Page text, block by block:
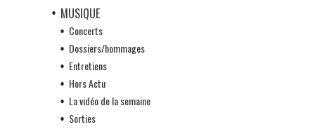
MUSIQUE
Concerts
Dossiers/hommages
Entretiens
Hors Actu
La vidéo de la semaine
Sorties